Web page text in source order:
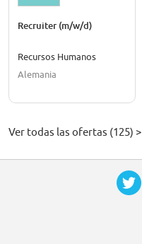
Recruiter (m/w/d)
Recursos Humanos
Alemania
Ver todas las ofertas (125) >